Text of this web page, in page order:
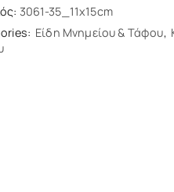
3061-35_11x15cm
Είδη Μνημείου & Τάφου,